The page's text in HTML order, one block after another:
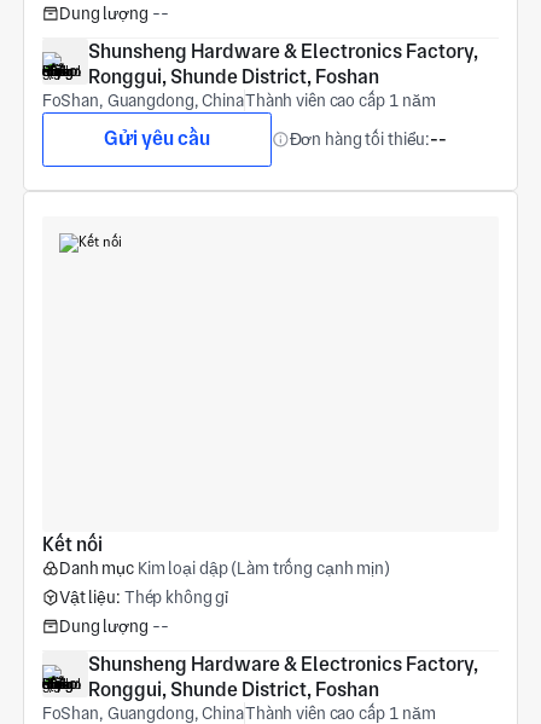
Dung lượng --
Shunsheng Hardware & Electronics Factory,
Ronggui, Shunde District, Foshan
FoShan, Guangdong, ChinaThành viên cao cấp 1 năm
Gửi yêu cầu Đơn hàng tối thiểu:--
Kết nối
Danh mục Kim loại dập (Làm trống cạnh mịn)
Vật liệu: Thép không gỉ
Dung lượng --
Shunsheng Hardware & Electronics Factory,
Ronggui, Shunde District, Foshan
FoShan, Guangdong, ChinaThành viên cao cấp 1 năm